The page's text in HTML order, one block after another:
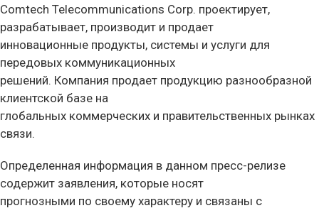
Comtech Telecommunications Corp. проектирует,
разрабатывает, производит и продает
инновационные продукты, системы и услуги для
передовых коммуникационных
решений. Компания продает продукцию разнообразной
клиентской базе на
глобальных коммерческих и правительственных рынках
связи.
Определенная информация в данном пресс-релизе
содержит заявления, которые носят
прогнозными по своему характеру и связаны с